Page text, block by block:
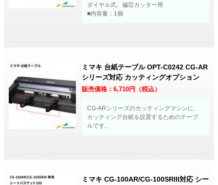
ダイヤル式、偏芯カッター用
■内容量：1個
ミマキ 台紙テーブル OPT-C0242 CG-AR
シリーズ対応 カッティングオプション
販売価格：6,710円（税込）
CG-ARシリーズのカッティングマシンに、
カッティング台紙を設置するためのテーブ
ルです。
ミマキ CG-100AR/CG-100SRIII対応 シー